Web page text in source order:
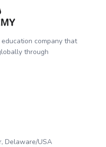
company that
through
Delaware/USA